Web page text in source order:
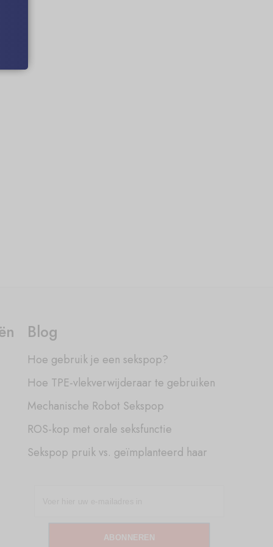
Blog
Hoe gebruik je een sekspop?
Hoe TPE-vlekverwijderaar te gebruiken
Mechanische Robot Sekspop
ROS-kop met orale seksfunctie
Sekspop pruik vs. geïmplanteerd haar
ABONNEREN